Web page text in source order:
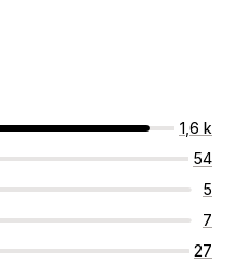
1,6 k
54
5
7
27